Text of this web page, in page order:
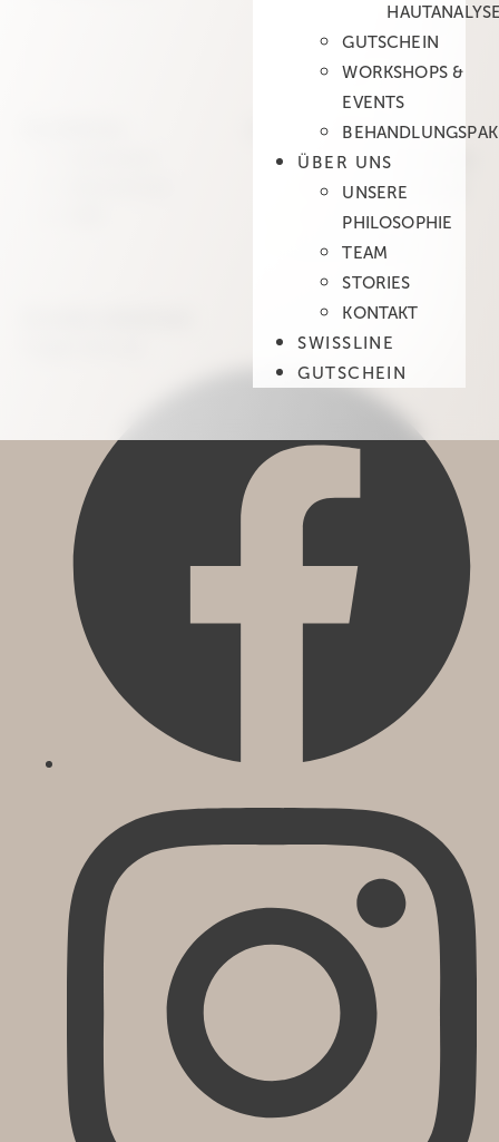
GUTSCHEIN
WORKSHOPS &
EVENTS
ÜBER UNS
UNSERE
PHILOSOPHIE
TEAM
STORIES
KONTAKT
SWISSLINE
GUTSCHEIN
Alle Behandlungen
Termin anfragen
Gutschein
Labo Spa Zürich
Massage Behandlung
Gesichtsbehandlung
Hydrafacial
Microneedling